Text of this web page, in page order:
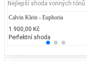
Nejlepší shoda vonných tónů
Calvin Klein - Euphoria
1.900,00 Kč
Perfektní shoda